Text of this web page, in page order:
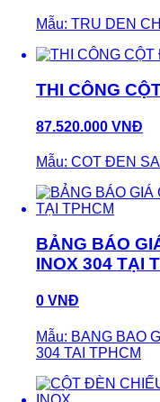
Mẫu: TRU DEN
THI CÔNG
87.520.000 VNĐ
Mẫu: COT ĐEN
BẢNG BÁO
INOX 304 TẠI
0 VNĐ
Mẫu: BANG BAO
304 TAI TPHCM